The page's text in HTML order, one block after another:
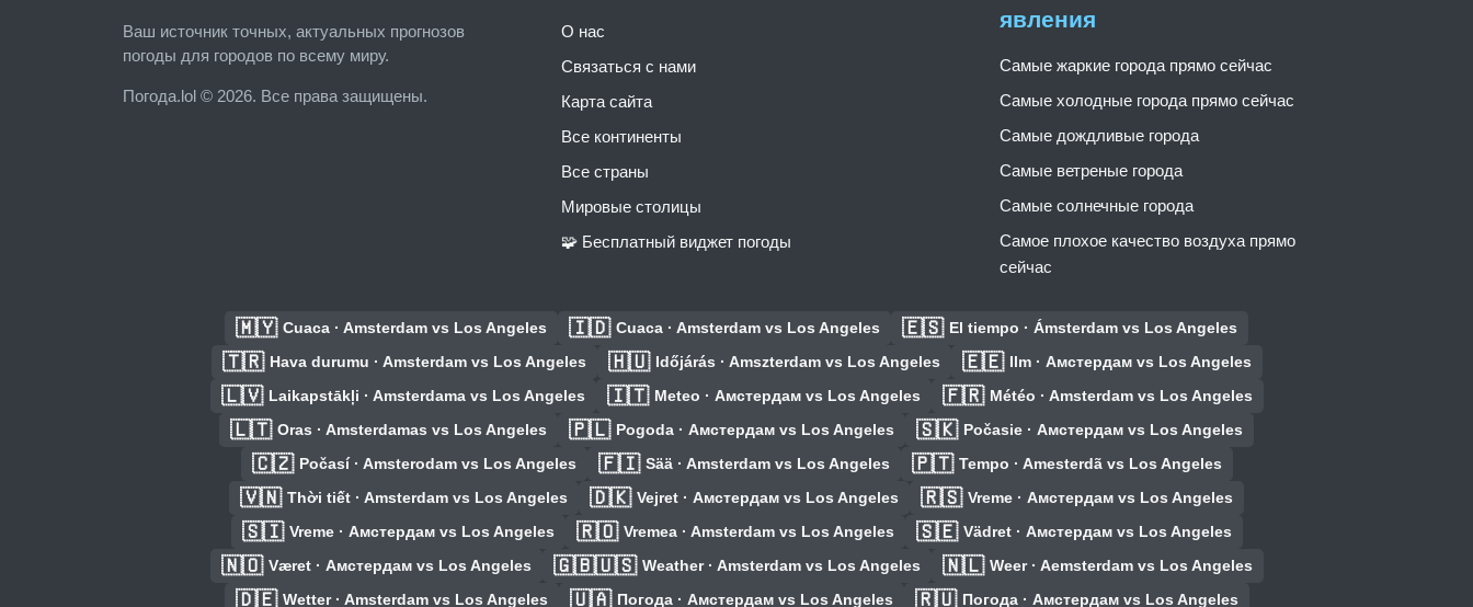
Ваш источник точных, актуальных прогнозов
погоды для городов по всему миру.
Погода.lol © 2026. Все права защищены.
О нас
Связаться с нами
Карта сайта
Все континенты
Все страны
Мировые столицы
🧩 Бесплатный виджет погоды
явления
Самые жаркие города прямо сейчас
Самые холодные города прямо сейчас
Самые дождливые города
Самые ветреные города
Самые солнечные города
Самое плохое качество воздуха прямо
сейчас
🇲🇾 Cuaca · Amsterdam vs Los Angeles 🇮🇩 Cuaca · Amsterdam vs Los Angeles 🇪🇸 El tiempo · Ámsterdam vs Los Angeles
🇹🇷 Hava durumu · Amsterdam vs Los Angeles 🇭🇺 Időjárás · Amszterdam vs Los Angeles 🇪🇪 Ilm · Амстердам vs Los Angeles
🇱🇻 Laikapstākļi · Amsterdama vs Los Angeles 🇮🇹 Meteo · Амстердам vs Los Angeles 🇫🇷 Météo · Amsterdam vs Los Angeles
🇱🇹 Oras · Amsterdamas vs Los Angeles 🇵🇱 Pogoda · Амстердам vs Los Angeles 🇸🇰 Počasie · Амстердам vs Los Angeles
🇨🇿 Počasí · Amsterodam vs Los Angeles 🇫🇮 Sää · Amsterdam vs Los Angeles 🇵🇹 Tempo · Amesterdã vs Los Angeles
🇻🇳 Thời tiết · Amsterdam vs Los Angeles 🇩🇰 Vejret · Амстердам vs Los Angeles 🇷🇸 Vreme · Амстердам vs Los Angeles
🇸🇮 Vreme · Амстердам vs Los Angeles 🇷🇴 Vremea · Amsterdam vs Los Angeles 🇸🇪 Vädret · Амстердам vs Los Angeles
🇳🇴 Været · Амстердам vs Los Angeles 🇬🇧🇺🇸 Weather · Amsterdam vs Los Angeles 🇳🇱 Weer · Aemsterdam vs Los Angeles
🇩🇪 Wetter · Amsterdam vs Los Angeles 🇺🇦 Погода · Амстердам vs Los Angeles 🇷🇺 Погода · Амстердам vs Los Angeles